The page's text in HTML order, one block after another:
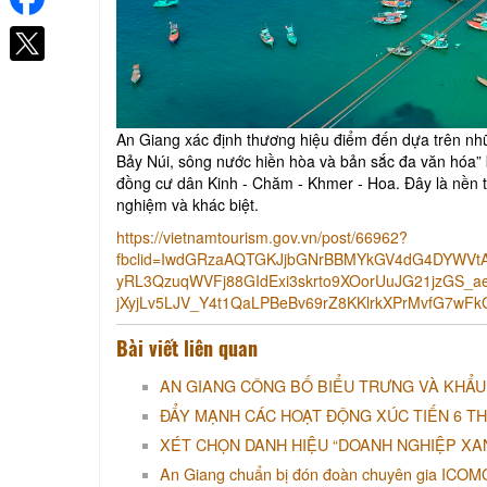
An Giang xác định thương hiệu điểm đến dựa trên
Bảy Núi, sông nước hiền hòa và bản sắc đa văn
đồng cư dân Kinh - Chăm - Khmer - Hoa. Đây là
nghiệm và khác biệt.
https://vietnamtourism.gov.vn/post/66962?
Bài viết liên quan
AN GIANG CÔNG BỐ BIỂU TRƯNG VÀ
ĐẨY MẠNH CÁC HOẠT ĐỘNG XÚC TIẾN 6
XÉT CHỌN DANH HIỆU “DOANH NGHIỆP
An Giang chuẩn bị đón đoàn chuyên gia